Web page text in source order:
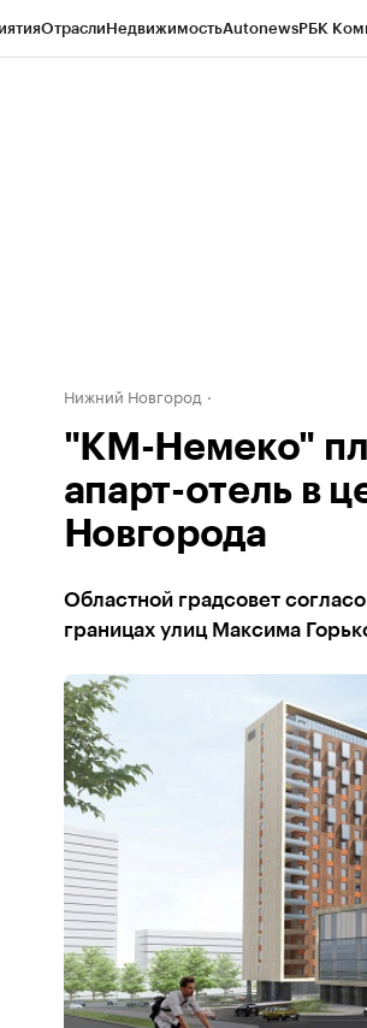
ОтраслиНедвижимостьAutonewsРБК
Нижний Новгород
"КМ-Немеко"
апарт-отель в
Новгорода
Областной градсовет
границах улиц Максима